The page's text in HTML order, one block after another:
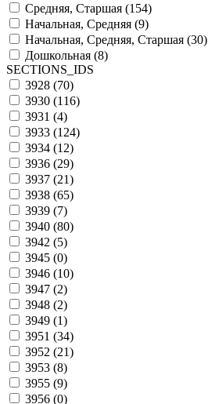
Средняя, Старшая (154)
Начальная, Средняя (9)
Начальная, Средняя, Старшая (30)
Дошкольная (8)
SECTIONS_IDS
3928 (70)
3930 (116)
3931 (4)
3933 (124)
3934 (12)
3936 (29)
3937 (21)
3938 (65)
3939 (7)
3940 (80)
3942 (5)
3945 (0)
3946 (10)
3947 (2)
3948 (2)
3949 (1)
3951 (34)
3952 (21)
3953 (8)
3955 (9)
3956 (0)